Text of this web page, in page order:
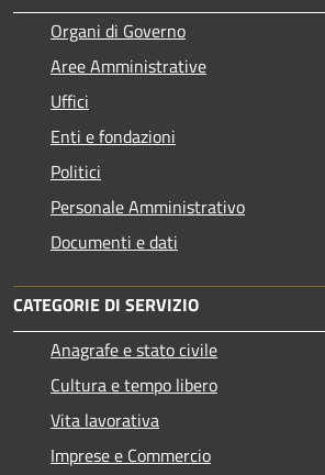
Organi di Governo
Aree Amministrative
Uffici
Enti e fondazioni
Politici
Personale Amministrativo
Documenti e dati
CATEGORIE DI SERVIZIO
Anagrafe e stato civile
Cultura e tempo libero
Vita lavorativa
Imprese e Commercio